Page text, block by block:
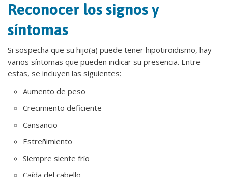
Reconocer los signos y
síntomas
Si sospecha que su hijo(a) puede tener hipotiroidismo, hay
varios síntomas que pueden indicar su presencia. Entre
estas, se incluyen las siguientes:
Aumento de peso
Crecimiento deficiente
Cansancio
Estreñimiento
Siempre siente frío